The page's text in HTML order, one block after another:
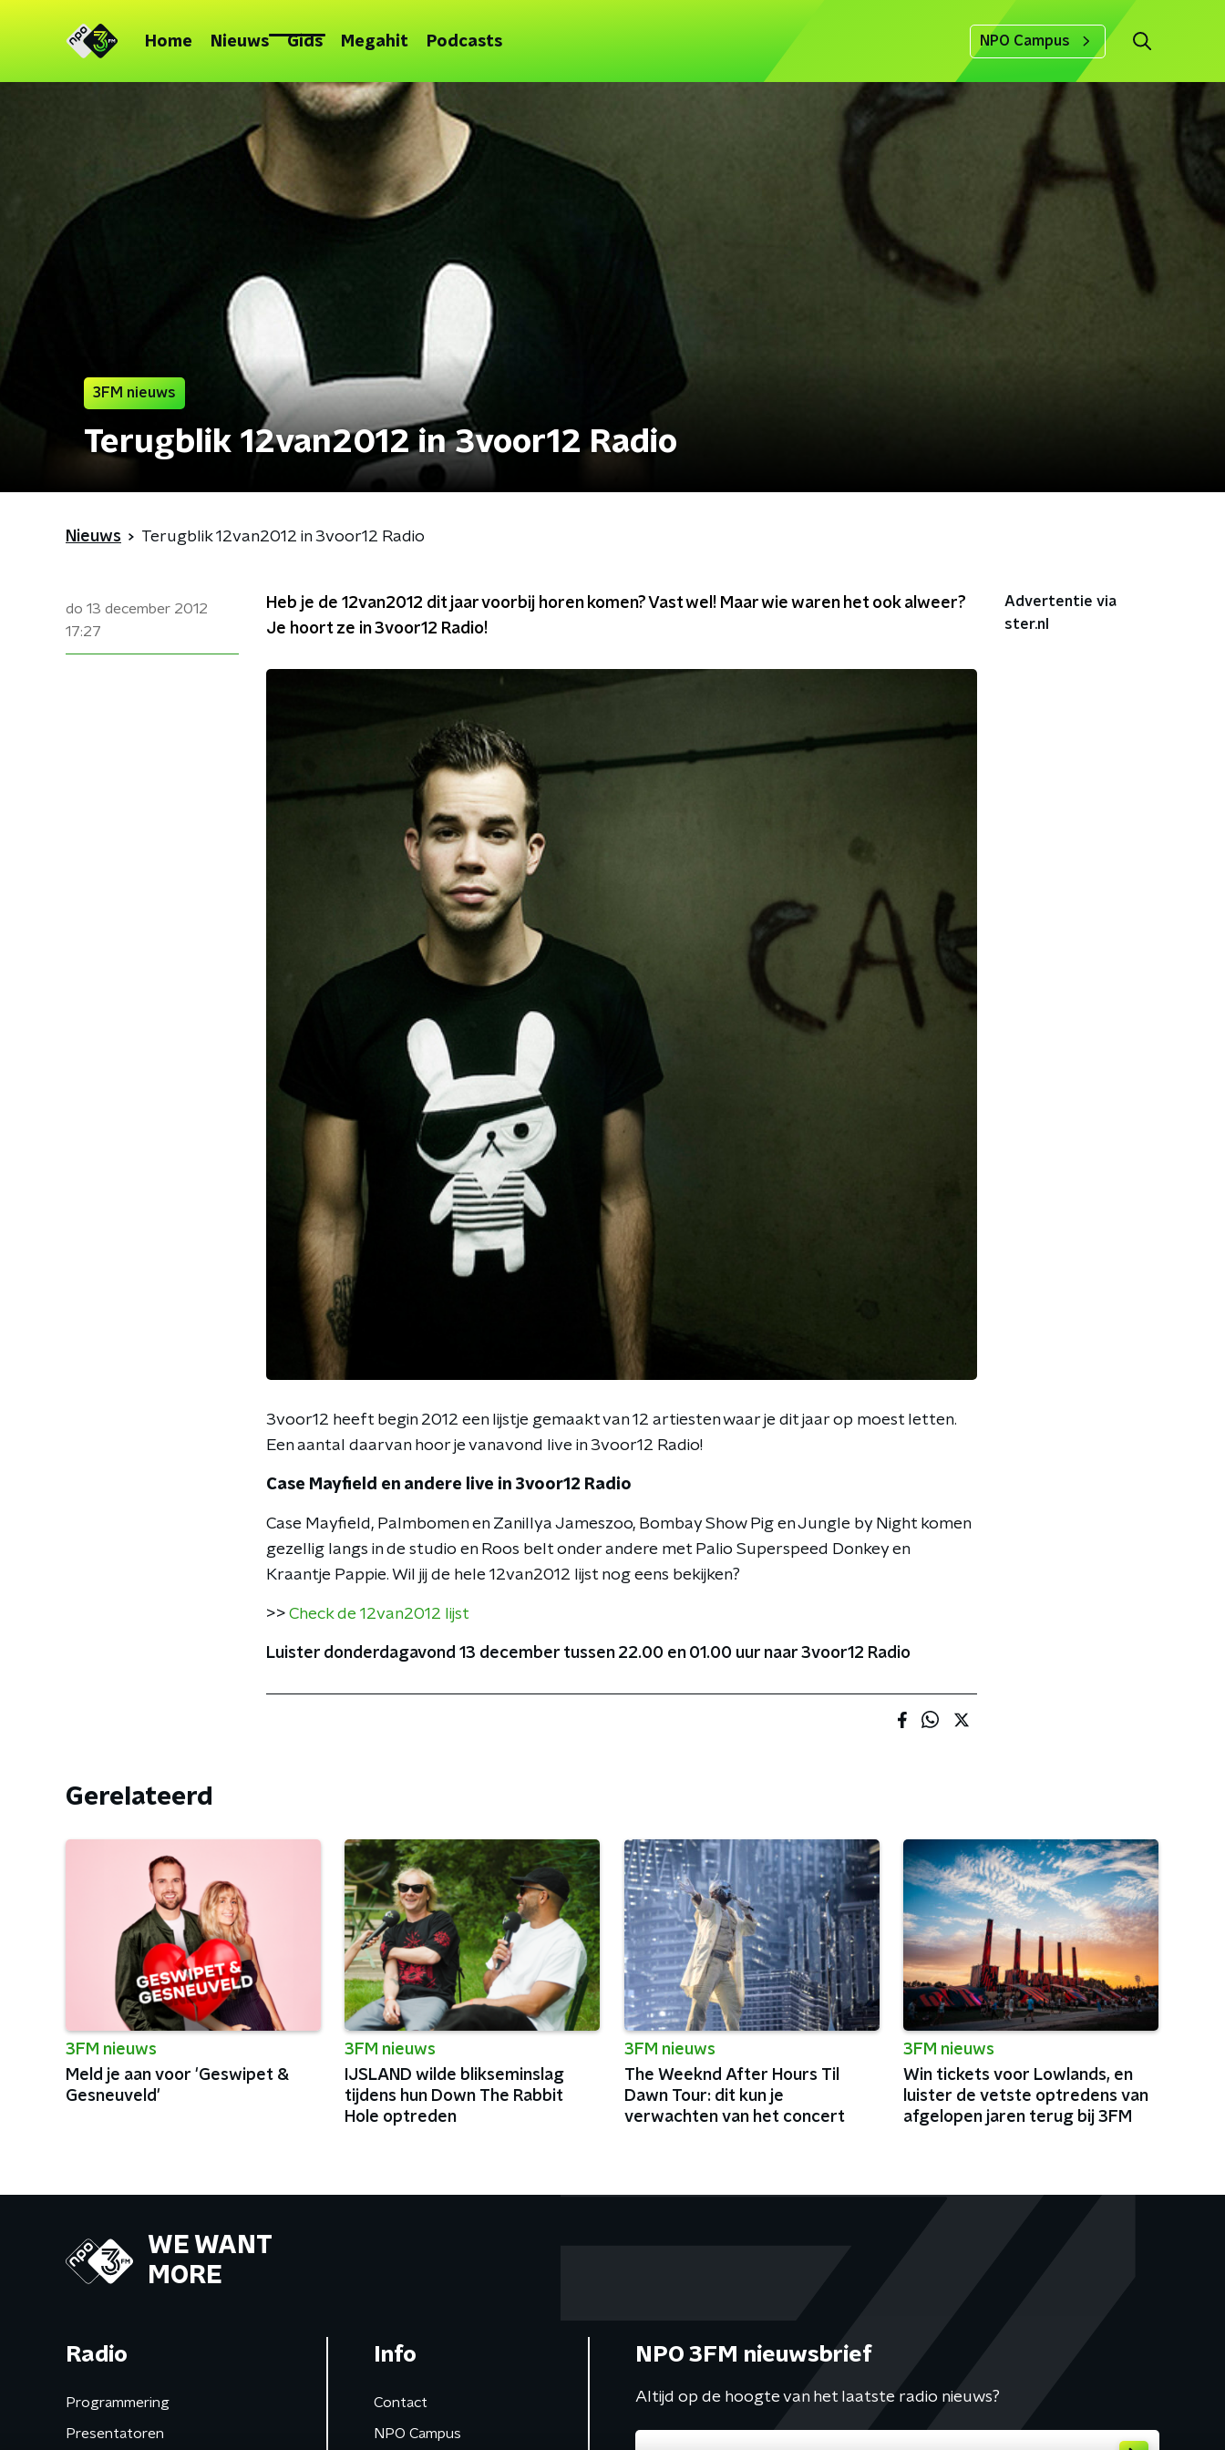
Home Nieuws Gids Megahit Podcasts NPO Campus
3FM nieuws
Terugblik 12van2012 in 3voor12 Radio
Nieuws Terugblik 12van2012 in 3voor12 Radio
do 13 december 2012
17:27
Heb je de 12van2012 dit jaar voorbij horen komen? Vast wel! Maar wie waren het ook alweer?
Je hoort ze in 3voor12 Radio!
3voor12 heeft begin 2012 een lijstje gemaakt van 12 artiesten waar je dit jaar op moest letten.
Een aantal daarvan hoor je vanavond live in 3voor12 Radio!
Case Mayfield en andere live in 3voor12 Radio
Case Mayfield, Palmbomen en Zanillya Jameszoo, Bombay Show Pig en Jungle by Night komen
gezellig langs in de studio en Roos belt onder andere met Palio Superspeed Donkey en
Kraantje Pappie. Wil jij de hele 12van2012 lijst nog eens bekijken?
>> Check de 12van2012 lijst
Luister donderdagavond 13 december tussen 22.00 en 01.00 uur naar 3voor12 Radio
Advertentie via
ster.nl
Gerelateerd
3FM nieuws
Meld je aan voor 'Geswipet &
Gesneuveld'
3FM nieuws
IJSLAND wilde blikseminslag
tijdens hun Down The Rabbit
Hole optreden
3FM nieuws
The Weeknd After Hours Til
Dawn Tour: dit kun je
verwachten van het concert
3FM nieuws
Win tickets voor Lowlands, en
luister de vetste optredens van
afgelopen jaren terug bij 3FM
WE WANT
MORE
Radio
Programmering
Presentatoren
Info
Contact
NPO Campus
NPO 3FM nieuwsbrief
Altijd op de hoogte van het laatste radio nieuws?